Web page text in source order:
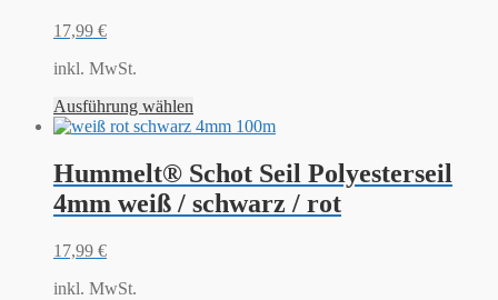
17,99 €
inkl. MwSt.
Ausführung wählen
Hummelt® Schot Seil Polyesterseil
4mm weiß / schwarz / rot
17,99 €
inkl. MwSt.